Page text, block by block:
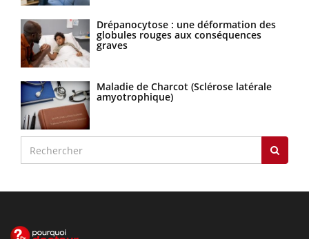
Drépanocytose : une déformation des
globules rouges aux conséquences
graves
Maladie de Charcot (Sclérose latérale
amyotrophique)